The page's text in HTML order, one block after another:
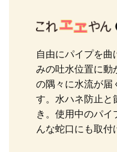
自由にパイプを曲
みの吐水位置に動
の隅々に水流が届
す。水ハネ防止と
き。使用中のパイ
んな蛇口にも取付
洗濯機
洗面・手洗い